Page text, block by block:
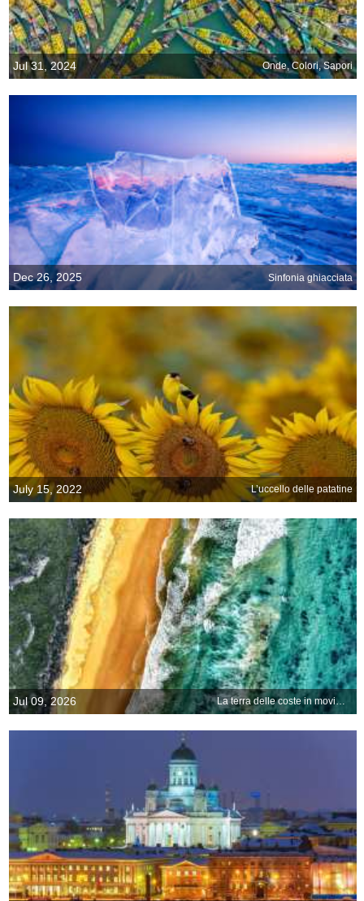
Jul 31, 2024 Onde, Colori, Sapori
Dec 26, 2025 Sinfonia ghiacciata
July 15, 2022 L’uccello delle patatine
Jul 09, 2026 La terra delle coste in movimento